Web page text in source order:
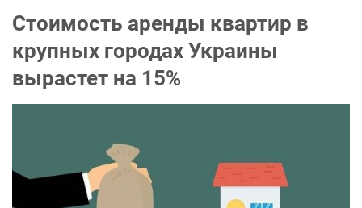
Стоимость аренды квартир в
крупных городах Украины
вырастет на 15%